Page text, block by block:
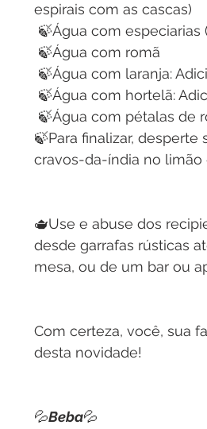
espirais com as cascas)
🍃Água com especiarias
🍃Água com romã
🍃Água com laranja:
🍃Água com hortelã:
🍃Água com pétalas de
🍃Para finalizar,
cravos-da-índia no limão
🫖Use e abuse dos
desde garrafas rústicas
mesa, ou de um bar ou
Com certeza, você, sua
desta novidade!
💦Beba💦